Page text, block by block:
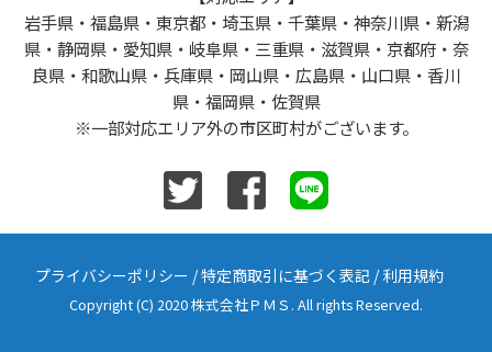
岩手県・福島県・東京都・埼玉県・千葉県・神奈川県・新潟
県・静岡県・愛知県・岐阜県・三重県・滋賀県・京都府・奈
良県・和歌山県・兵庫県・岡山県・広島県・山口県・香川
県・福岡県・佐賀県
※一部対応エリア外の市区町村がございます。
プライバシーポリシー /特定商取引に基づく表記 /利用規約
Copyright (C) 2020 株式会社ＰＭＳ. All rights Reserved.